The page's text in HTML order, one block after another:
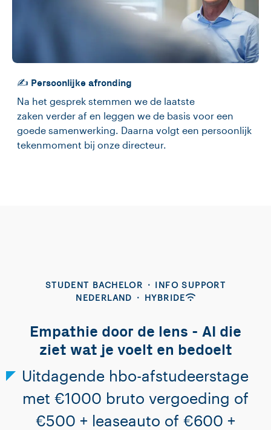
✍️ Persoonlijke afronding
Na het gesprek stemmen we de laatste
zaken verder af en leggen we de basis voor een
goede samenwerking. Daarna volgt een persoonlijk
tekenmoment bij onze directeur.
STUDENT BACHELOR · INFO SUPPORT
NEDERLAND · HYBRIDE
Empathie door de lens - AI die
ziet wat je voelt en bedoelt
Uitdagende hbo-afstudeerstage
met €1000 bruto vergoeding of
€500 + leaseauto of €600 +